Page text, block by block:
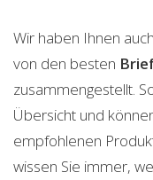
Wir haben Ihnen
von den besten
zusammengestellt.
Übersicht und
empfohlenen
wissen Sie immer,